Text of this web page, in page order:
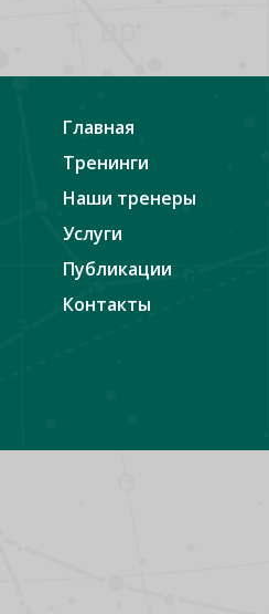
Главная
Тренинги
Наши тренеры
Услуги
Публикации
Контакты